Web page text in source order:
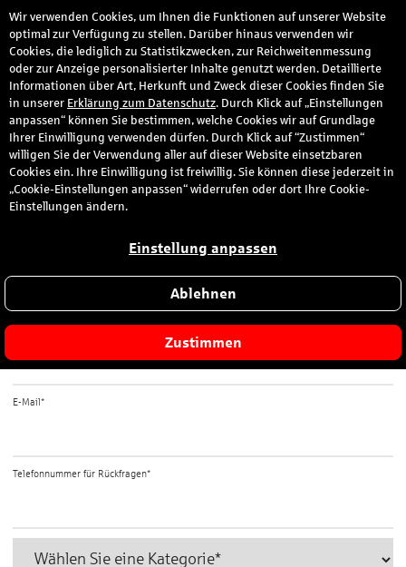
Ihre Nachricht an uns.
Ihre Daten
E-Mail*
Telefonnummer für Rückfragen*
Wir verwenden Cookies, um Ihnen die Funktionen auf unserer Website
optimal zur Verfügung zu stellen. Darüber hinaus verwenden wir
Cookies, die lediglich zu Statistikzwecken, zur Reichweitenmessung
oder zur Anzeige personalisierter Inhalte genutzt werden. Detaillierte
Informationen über Art, Herkunft und Zweck dieser Cookies finden Sie
in unserer Erklärung zum Datenschutz. Durch Klick auf „Einstellungen
anpassen“ können Sie bestimmen, welche Cookies wir auf Grundlage
Ihrer Einwilligung verwenden dürfen. Durch Klick auf “Zustimmen“
willigen Sie der Verwendung aller auf dieser Website einsetzbaren
Cookies ein. Ihre Einwilligung ist freiwillig. Sie können diese jederzeit in
„Cookie-Einstellungen anpassen“ widerrufen oder dort Ihre Cookie-
Einstellungen ändern.
Einstellung anpassen
Ablehnen
Zustimmen